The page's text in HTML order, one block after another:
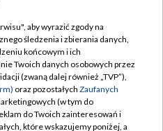
TVP
TVP
prywatności
zgody
aby wyrazić zgody na
śledzenia i zbierania danych,
końcowym i ich
Twoich danych osobowych przez
(zwaną dalej również „TVP”),
oraz pozostałych Zaufanych
(w tym do
do Twoich zainteresowań i
które wskazujemy poniżej, a